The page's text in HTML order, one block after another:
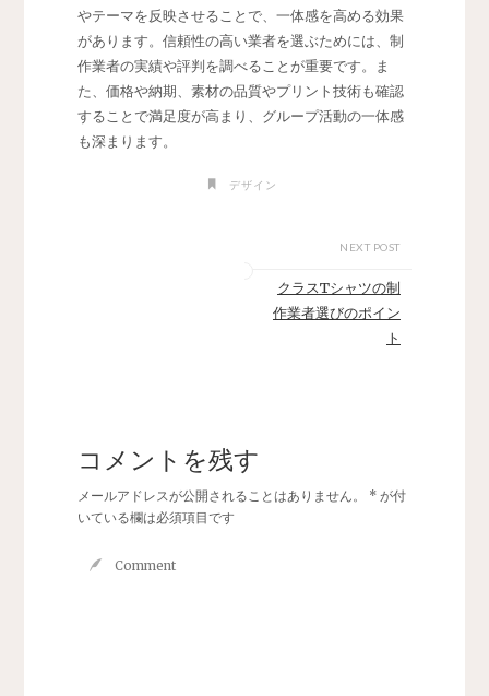
やテーマを反映させることで、一体感を高める効果
があります。信頼性の高い業者を選ぶためには、制
作業者の実績や評判を調べることが重要です。ま
た、価格や納期、素材の品質やプリント技術も確認
することで満足度が高まり、グループ活動の一体感
も深まります。
デザイン
NEXT POST
クラスTシャツの制
作業者選びのポイン
ト
コメントを残す
メールアドレスが公開されることはありません。 *が付
いている欄は必須項目です